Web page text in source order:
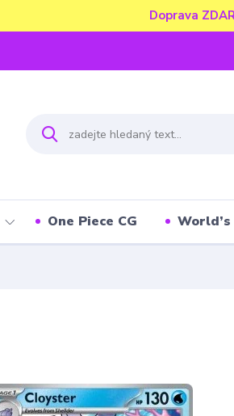
Doprava
One Piece CG